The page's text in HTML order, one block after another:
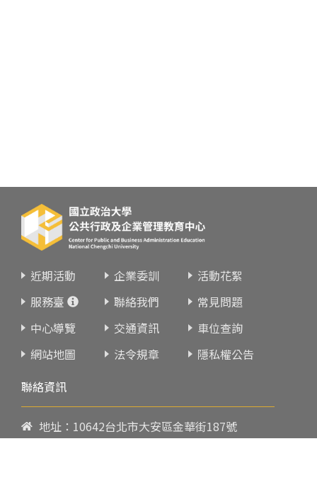
近期活動 企業委訓
活動花絮
服務臺
聯絡我們
常見問題
中心導覽
交通資訊
車位查詢
網站地圖
法令規章
隱私權公告
聯絡資訊
地址：10642台北市大安區金華街187號